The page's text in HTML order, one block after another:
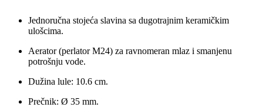
Jednoručna stojeća slavina sa dugotrajnim keramičkim
ulošcima.
Aerator (perlator M24) za ravnomeran mlaz i smanjenu
potrošnju vode.
Dužina lule: 10.6 cm.
Prečnik: Ø 35 mm.